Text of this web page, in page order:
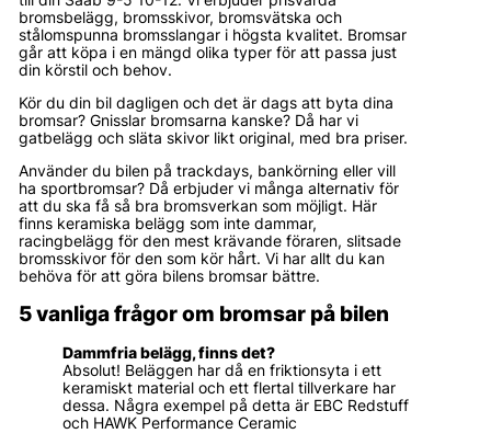
bromsbelägg, bromsskivor, bromsvätska och
stålomspunna bromsslangar i högsta kvalitet. Bromsar
går att köpa i en mängd olika typer för att passa just
din körstil och behov.
Kör du din bil dagligen och det är dags att byta dina
bromsar? Gnisslar bromsarna kanske? Då har vi
gatbelägg och släta skivor likt original, med bra priser.
Använder du bilen på trackdays, bankörning eller vill
ha sportbromsar? Då erbjuder vi många alternativ för
att du ska få så bra bromsverkan som möjligt. Här
finns keramiska belägg som inte dammar,
racingbelägg för den mest krävande föraren, slitsade
bromsskivor för den som kör hårt. Vi har allt du kan
behöva för att göra bilens bromsar bättre.
5 vanliga frågor om bromsar på bilen
Dammfria belägg, finns det?
Absolut! Beläggen har då en friktionsyta i ett
keramiskt material och ett flertal tillverkare har
dessa. Några exempel på detta är EBC Redstuff
och HAWK Performance Ceramic